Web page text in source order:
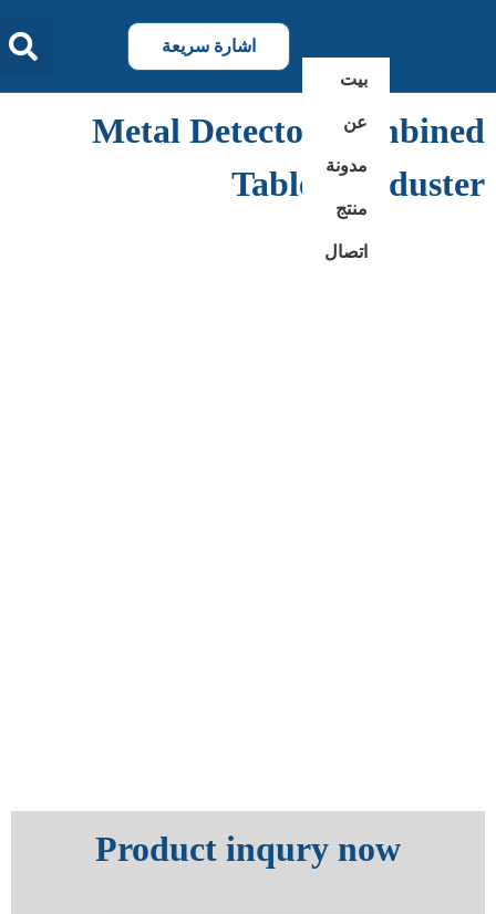
بيت
عن
مدونة
منتج
اتصال
اشارة سريعة
Metal Detector Combined
Tablet De-duster
Product inqury now